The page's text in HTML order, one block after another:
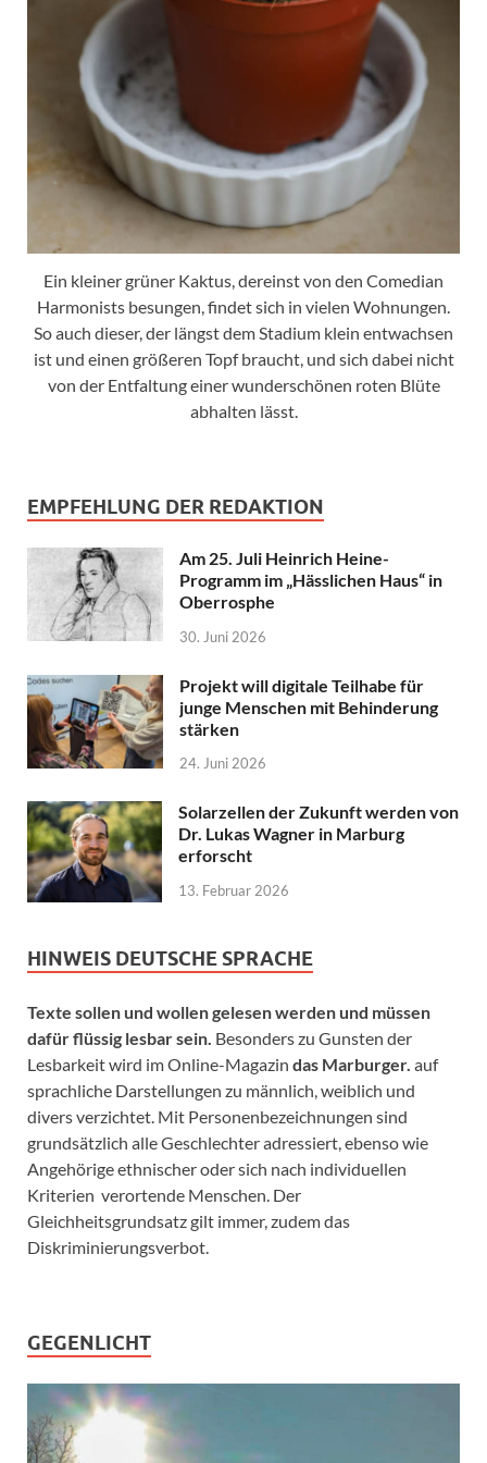
Ein kleiner grüner Kaktus, dereinst von den Comedian
Harmonists besungen, findet sich in vielen Wohnungen.
So auch dieser, der längst dem Stadium klein entwachsen
ist und einen größeren Topf braucht, und sich dabei nicht
von der Entfaltung einer wunderschönen roten Blüte
abhalten lässt.
EMPFEHLUNG DER REDAKTION
Am 25. Juli Heinrich Heine-
Programm im „Hässlichen Haus“ in
Oberrosphe
30. Juni 2026
Projekt will digitale Teilhabe für
junge Menschen mit Behinderung
stärken
24. Juni 2026
Solarzellen der Zukunft werden von
Dr. Lukas Wagner in Marburg
erforscht
13. Februar 2026
HINWEIS DEUTSCHE SPRACHE
Texte sollen und wollen gelesen werden und müssen
dafür flüssig lesbar sein. Besonders zu Gunsten der
Lesbarkeit wird im Online-Magazin das Marburger. auf
sprachliche Darstellungen zu männlich, weiblich und
divers verzichtet. Mit Personenbezeichnungen sind
grundsätzlich alle Geschlechter adressiert, ebenso wie
Angehörige ethnischer oder sich nach individuellen
Kriterien verortende Menschen. Der
Gleichheitsgrundsatz gilt immer, zudem das
Diskriminierungsverbot.
GEGENLICHT